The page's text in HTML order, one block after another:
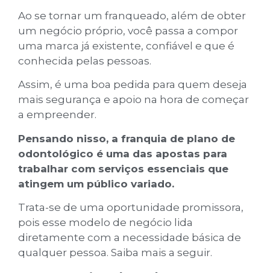
Ao se tornar um franqueado, além de obter
um negócio próprio, você passa a compor
uma marca já existente, confiável e que é
conhecida pelas pessoas.
Assim, é uma boa pedida para quem deseja
mais segurança e apoio na hora de começar
a empreender.
Pensando nisso, a franquia de plano de
odontológico é uma das apostas para
trabalhar com serviços essenciais que
atingem um público variado.
Trata-se de uma oportunidade promissora,
pois esse modelo de negócio lida
diretamente com a necessidade básica de
qualquer pessoa. Saiba mais a seguir.